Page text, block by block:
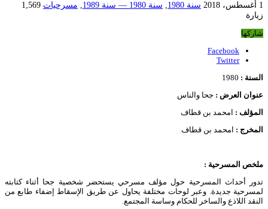
1 أغسطس، 2018 سنة 1980 , سنة 1980 — سنة 1989 , مسرحيات 1,569
زيارة
شاركها
Facebook
Twitter
السنة :
عنوان العرض : جحا والناس
المؤلف : امحمد بن قطاف
المخرج : امحمد بن قطاف
ملخص المسرحية :
تدور أحداث المسرحية حول مؤلف مسرحي يستحضر شخصية جحا أثناء كتابته
لمسرحية جديدة. وعبر لوحات مختلفة يحاول عن طريق الإسقاط إضفاء طابع من
النقد اللاذع والساخر للحكام وساسة المجتمع.